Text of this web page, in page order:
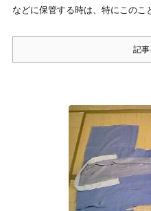
などに保管する時は、特にこの
記